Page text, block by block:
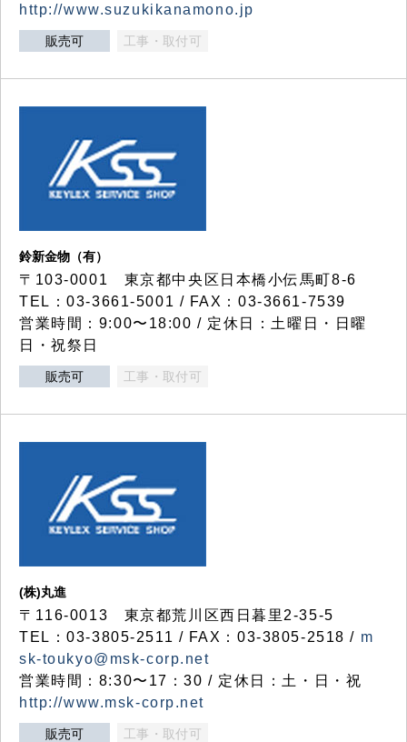
http://www.suzukikanamono.jp
販売可 工事・取付可
鈴新金物（有）
〒103-0001 東京都中央区日本橋小伝馬町8-6
TEL：03-3661-5001 / FAX：03-3661-7539
営業時間：9:00〜18:00 / 定休日：土曜日・日曜
日・祝祭日
販売可 工事・取付可
(株)丸進
〒116-0013 東京都荒川区西日暮里2-35-5
TEL：03-3805-2511 / FAX：03-3805-2518 / m
sk-toukyo@msk-corp.net
営業時間：8:30〜17：30 / 定休日：土・日・祝
http://www.msk-corp.net
販売可 工事・取付可